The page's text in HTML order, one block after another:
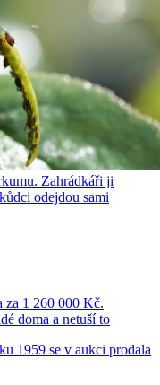
Zahrádkáři ji
odejdou sami
za 1 260 000 Kč.
doma a netuší to
1959 se v aukci prodala